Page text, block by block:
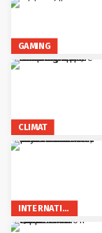
GAMING
CLIMAT
INTERNATIONAL